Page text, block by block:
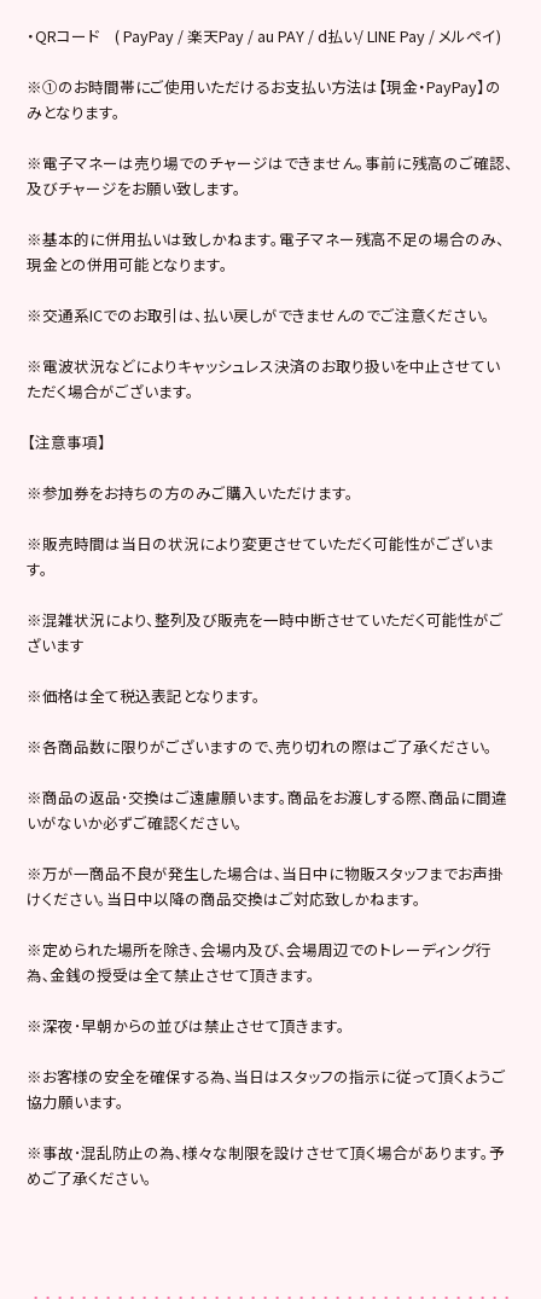
・QRコード ( PayPay / 楽天Pay / au PAY / d払い/ LINE Pay / メルペイ)
※①のお時間帯にご使用いただけるお支払い方法は【現金・PayPay】の
みとなります。
※電子マネーは売り場でのチャージはできません。事前に残高のご確認、
及びチャージをお願い致します。
※基本的に併用払いは致しかねます。電子マネー残高不足の場合のみ、
現金との併用可能となります。
※交通系ICでのお取引は、払い戻しができませんのでご注意ください。
※電波状況などによりキャッシュレス決済のお取り扱いを中止させてい
ただく場合がございます。
【注意事項】
※参加券をお持ちの方のみご購入いただけます。
※販売時間は当日の状況により変更させていただく可能性がございま
す。
※混雑状況により、整列及び販売を一時中断させていただく可能性がご
ざいます
※価格は全て税込表記となります。
※各商品数に限りがございますので､売り切れの際はご了承ください。
※商品の返品･交換はご遠慮願います。商品をお渡しする際､商品に間違
いがないか必ずご確認ください。
※万が一商品不良が発生した場合は､当日中に物販スタッフまでお声掛
けください。当日中以降の商品交換はご対応致しかねます。
※定められた場所を除き、会場内及び､会場周辺でのトレーディング行
為､金銭の授受は全て禁止させて頂きます。
※深夜･早朝からの並びは禁止させて頂きます。
※お客様の安全を確保する為､当日はスタッフの指示に従って頂くようご
協力願います。
※事故･混乱防止の為､様々な制限を設けさせて頂く場合があります。予
めご了承ください。